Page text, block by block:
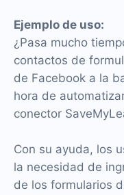
Ejemplo de uso:
¿Pasa mucho
contactos de
de Facebook a la
hora de
conector
Con su ayuda, los
la necesidad de
de los formularios